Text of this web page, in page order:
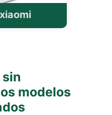
modelos